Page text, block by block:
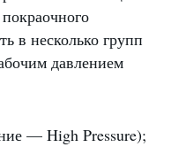
в несколько групп
давлением
— High Pressure);